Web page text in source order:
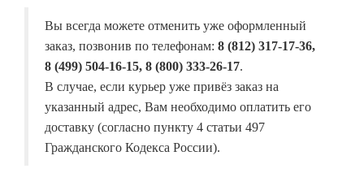
Вы всегда можете отменить уже оформленный
заказ, позвонив по телефонам: 8 (812) 317-17-36,
8 (499) 504-16-15, 8 (800) 333-26-17.
В случае, если курьер уже привёз заказ на
указанный адрес, Вам необходимо оплатить его
доставку (согласно пункту 4 статьи 497
Гражданского Кодекса России).